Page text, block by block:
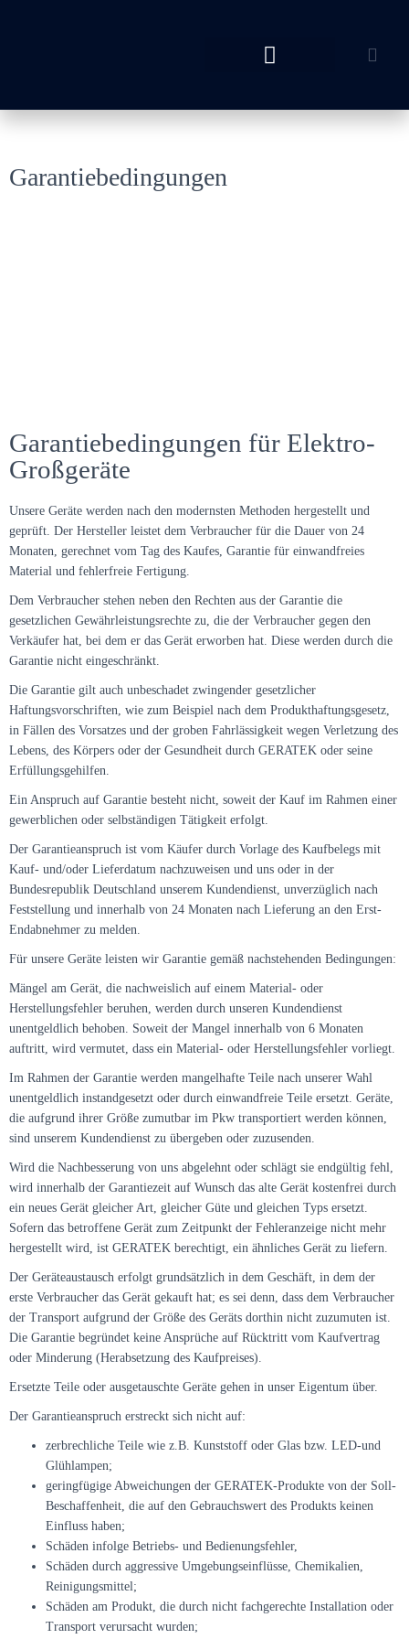
Garantiebedingungen
Garantiebedingungen für Elektro-
Großgeräte
Unsere Geräte werden nach den modernsten Methoden hergestellt und
geprüft. Der Hersteller leistet dem Verbraucher für die Dauer von 24
Monaten, gerechnet vom Tag des Kaufes, Garantie für einwandfreies
Material und fehlerfreie Fertigung.
Dem Verbraucher stehen neben den Rechten aus der Garantie die
gesetzlichen Gewährleistungsrechte zu, die der Verbraucher gegen den
Verkäufer hat, bei dem er das Gerät erworben hat. Diese werden durch die
Garantie nicht eingeschränkt.
Die Garantie gilt auch unbeschadet zwingender gesetzlicher
Haftungsvorschriften, wie zum Beispiel nach dem Produkthaftungsgesetz,
in Fällen des Vorsatzes und der groben Fahrlässigkeit wegen Verletzung des
Lebens, des Körpers oder der Gesundheit durch GERATEK oder seine
Erfüllungsgehilfen.
Ein Anspruch auf Garantie besteht nicht, soweit der Kauf im Rahmen einer
gewerblichen oder selbständigen Tätigkeit erfolgt.
Der Garantieanspruch ist vom Käufer durch Vorlage des Kaufbelegs mit
Kauf- und/oder Lieferdatum nachzuweisen und uns oder in der
Bundesrepublik Deutschland unserem Kundendienst, unverzüglich nach
Feststellung und innerhalb von 24 Monaten nach Lieferung an den Erst-
Endabnehmer zu melden.
Für unsere Geräte leisten wir Garantie gemäß nachstehenden Bedingungen:
Mängel am Gerät, die nachweislich auf einem Material- oder
Herstellungsfehler beruhen, werden durch unseren Kundendienst
unentgeldlich behoben. Soweit der Mangel innerhalb von 6 Monaten
auftritt, wird vermutet, dass ein Material- oder Herstellungsfehler vorliegt.
Im Rahmen der Garantie werden mangelhafte Teile nach unserer Wahl
unentgeldlich instandgesetzt oder durch einwandfreie Teile ersetzt. Geräte,
die aufgrund ihrer Größe zumutbar im Pkw transportiert werden können,
sind unserem Kundendienst zu übergeben oder zuzusenden.
Wird die Nachbesserung von uns abgelehnt oder schlägt sie endgültig fehl,
wird innerhalb der Garantiezeit auf Wunsch das alte Gerät kostenfrei durch
ein neues Gerät gleicher Art, gleicher Güte und gleichen Typs ersetzt.
Sofern das betroffene Gerät zum Zeitpunkt der Fehleranzeige nicht mehr
hergestellt wird, ist GERATEK berechtigt, ein ähnliches Gerät zu liefern.
Der Geräteaustausch erfolgt grundsätzlich in dem Geschäft, in dem der
erste Verbraucher das Gerät gekauft hat; es sei denn, dass dem Verbraucher
der Transport aufgrund der Größe des Geräts dorthin nicht zuzumuten ist.
Die Garantie begründet keine Ansprüche auf Rücktritt vom Kaufvertrag
oder Minderung (Herabsetzung des Kaufpreises).
Ersetzte Teile oder ausgetauschte Geräte gehen in unser Eigentum über.
Der Garantieanspruch erstreckt sich nicht auf:
zerbrechliche Teile wie z.B. Kunststoff oder Glas bzw. LED-und
Glühlampen;
geringfügige Abweichungen der GERATEK-Produkte von der Soll-
Beschaffenheit, die auf den Gebrauchswert des Produkts keinen
Einfluss haben;
Schäden infolge Betriebs- und Bedienungsfehler,
Schäden durch aggressive Umgebungseinflüsse, Chemikalien,
Reinigungsmittel;
Schäden am Produkt, die durch nicht fachgerechte Installation oder
Transport verursacht wurden;